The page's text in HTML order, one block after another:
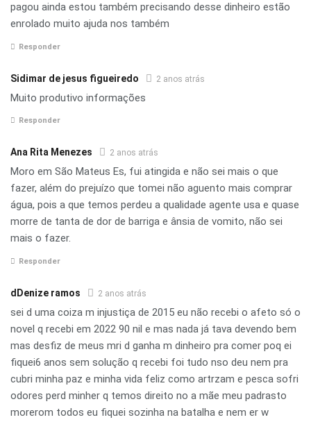
pagou ainda estou também precisando desse dinheiro estão
enrolado muito ajuda nos também
Responder
Sidimar de jesus figueiredo 2 anos atrás
Muito produtivo informações
Responder
Ana Rita Menezes 2 anos atrás
Moro em São Mateus Es, fui atingida e não sei mais o que
fazer, além do prejuízo que tomei não aguento mais comprar
água, pois a que temos perdeu a qualidade agente usa e quase
morre de tanta de dor de barriga e ânsia de vomito, não sei
mais o fazer.
Responder
dDenize ramos 2 anos atrás
sei d uma coiza m injustiça de 2015 eu não recebi o afeto só o
novel q recebi em 2022 90 nil e mas nada já tava devendo bem
mas desfiz de meus mri d ganha m dinheiro pra comer poq ei
fiquei6 anos sem solução q recebi foi tudo nso deu nem pra
cubri minha paz e minha vida feliz como artrzam e pesca sofri
odores perd minher q temos direito no a mãe meu padrasto
morerom todos eu fiquei sozinha na batalha e nem er w